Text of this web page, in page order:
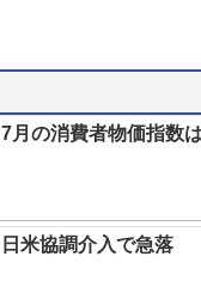
7月の消費者物価指数
日米協調介入で急落